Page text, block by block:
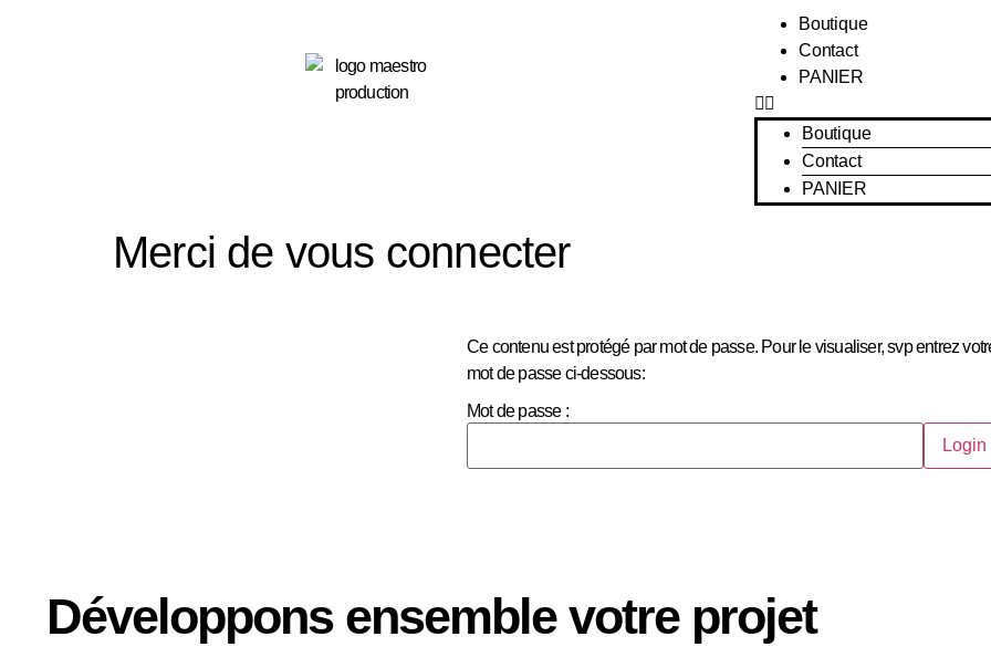
Boutique
Contact
PANIER
Boutique
Contact
PANIER
Merci de vous connecter
Ce contenu est protégé par mot de passe. Pour le visualiser, svp entrez
mot de passe ci-dessous:
Mot de passe :
Développons ensemble votre projet